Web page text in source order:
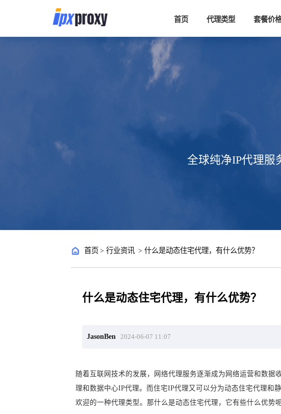
首页 代理类型 套餐价
全球纯净IP代理服
首页 > 行业资讯 > 什么是动态住宅代理，有什么优势？
什么是动态住宅代理，有什么优势？
JasonBen 2024-06-07 11:07
随着互联网技术的发展，网络代理服务逐渐成为网络运营和数
理和数据中心IP代理。而住宅IP代理又可以分为动态住宅代理和
欢迎的一种代理类型。那什么是动态住宅代理，它有些什么优势呢